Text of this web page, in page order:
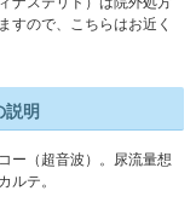
すので、こちらはお近く
説明
ー（超音波）。尿流量想
ルテ。